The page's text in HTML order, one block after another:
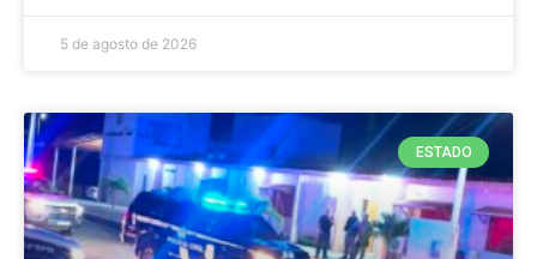
5 de agosto de 2026
ESTADO